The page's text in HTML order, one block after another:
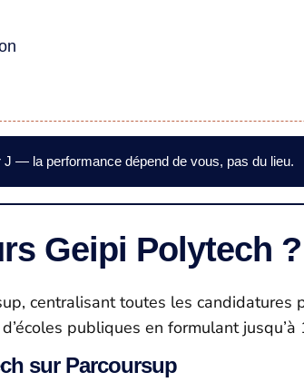
— la performance dépend de vous, pas du lieu.
Geipi Polytech ?
centralisant toutes les candidatures
publiques en formulant
sur Parcoursup